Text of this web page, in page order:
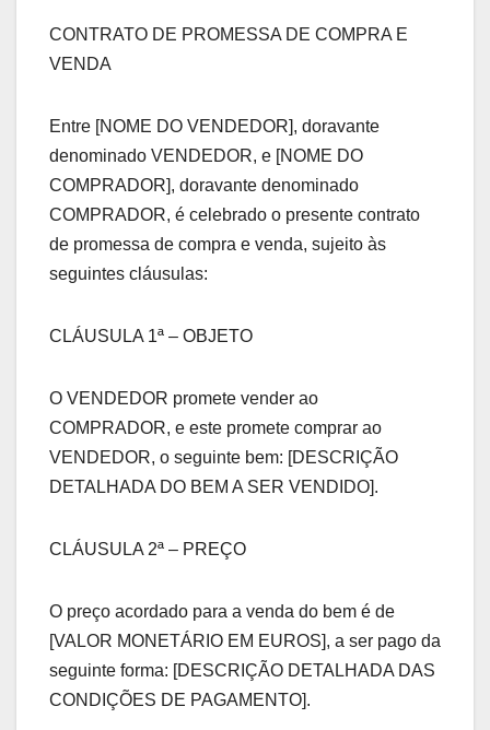
CONTRATO DE PROMESSA DE COMPRA E
VENDA
Entre [NOME DO VENDEDOR], doravante
denominado VENDEDOR, e [NOME DO
COMPRADOR], doravante denominado
COMPRADOR, é celebrado o presente contrato
de promessa de compra e venda, sujeito às
seguintes cláusulas:
CLÁUSULA 1ª – OBJETO
O VENDEDOR promete vender ao
COMPRADOR, e este promete comprar ao
VENDEDOR, o seguinte bem: [DESCRIÇÃO
DETALHADA DO BEM A SER VENDIDO].
CLÁUSULA 2ª – PREÇO
O preço acordado para a venda do bem é de
[VALOR MONETÁRIO EM EUROS], a ser pago da
seguinte forma: [DESCRIÇÃO DETALHADA DAS
CONDIÇÕES DE PAGAMENTO].